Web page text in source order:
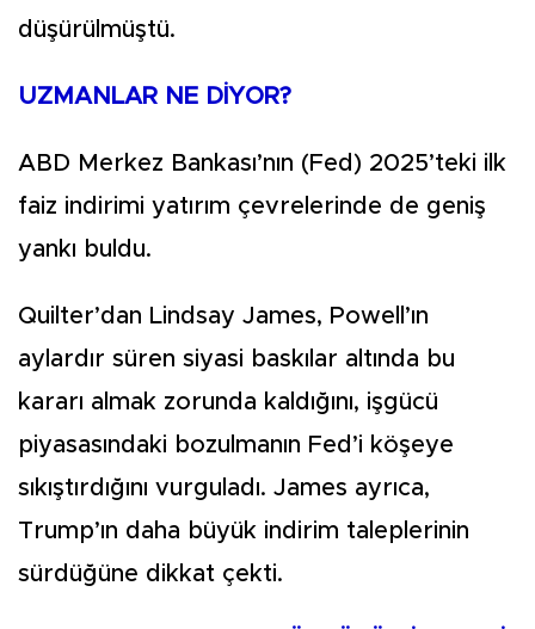
düşürülmüştü.
UZMANLAR NE DİYOR?
ABD Merkez Bankası’nın (Fed) 2025’teki ilk
faiz indirimi yatırım çevrelerinde de geniş
yankı buldu.
Quilter’dan Lindsay James, Powell’ın
aylardır süren siyasi baskılar altında bu
kararı almak zorunda kaldığını, işgücü
piyasasındaki bozulmanın Fed’i köşeye
sıkıştırdığını vurguladı. James ayrıca,
Trump’ın daha büyük indirim taleplerinin
sürdüğüne dikkat çekti.